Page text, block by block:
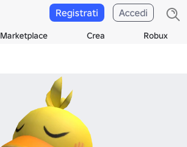
Marketplace Crea Robux
Registrati Accedi